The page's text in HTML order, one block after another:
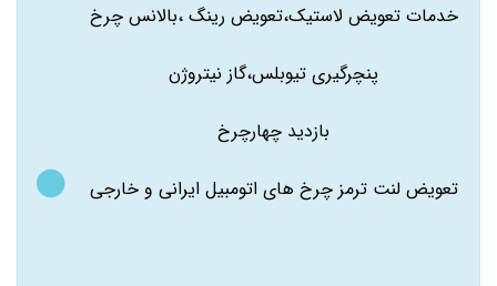
خدمات تعویض لاستیک،تعویض رینگ ،بالانس چرخ
پنچرگیری تیوبلس،گاز نیتروژن
بازدید چهارچرخ
تعویض لنت ترمز چرخ های اتومبیل ایرانی و خارجی